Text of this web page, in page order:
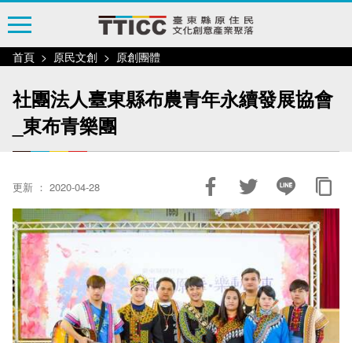
跳
到
主
要首頁 原民文創 原創團體
社團法人臺東縣布農青年永續發展協會
_東布青樂團
更新 ： 2020-04-28